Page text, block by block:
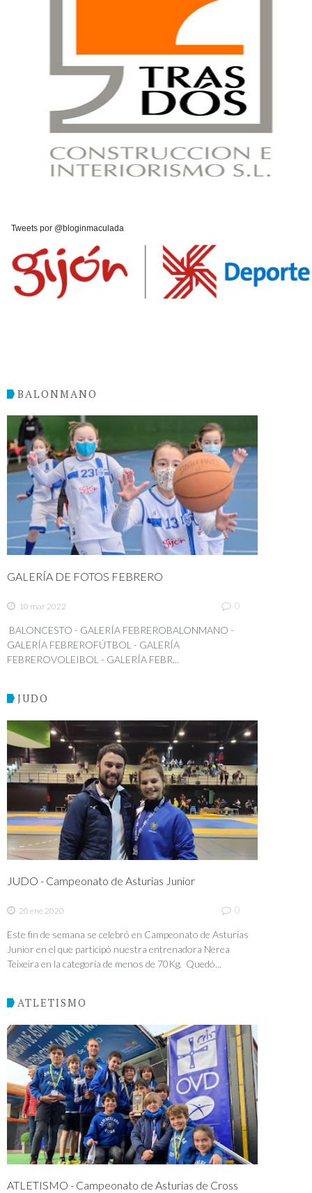
Tweets por @bloginmaculada
BALONMANO
GALERÍA DE FOTOS FEBRERO
10 mar 2022 0
BALONCESTO - GALERÍA FEBREROBALONMANO -
GALERÍA FEBREROFÚTBOL - GALERÍA
FEBREROVOLEIBOL - GALERÍA FEBR...
JUDO
JUDO - Campeonato de Asturias Junior
20 ene 2020 0
Este fin de semana se celebró en Campeonato de Asturias
Junior en el que participó nuestra entrenadora Nerea
Teixeira en la categoría de menos de 70Kg. Quedó...
ATLETISMO
ATLETISMO - Campeonato de Asturias de Cross